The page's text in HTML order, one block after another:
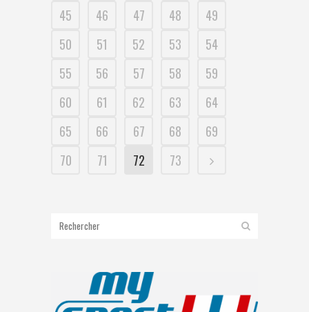
45
46 47 48
49
50
51 52 53
54
55
56 57 58
59
60
61 62 63
64
65
66 67 68
69
70
71 72 73